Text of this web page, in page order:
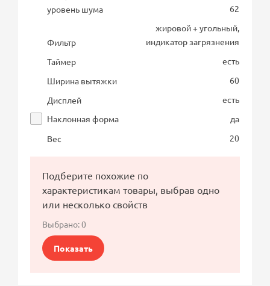
уровень шума
62
Фильтр
жировой + угольный,
индикатор загрязнения
Таймер
есть
Ширина вытяжки
60
Дисплей
есть
Наклонная форма
да
Вес
20
Подберите похожие по
характеристикам товары, выбрав одно
или несколько свойств
Выбрано:0
Показать